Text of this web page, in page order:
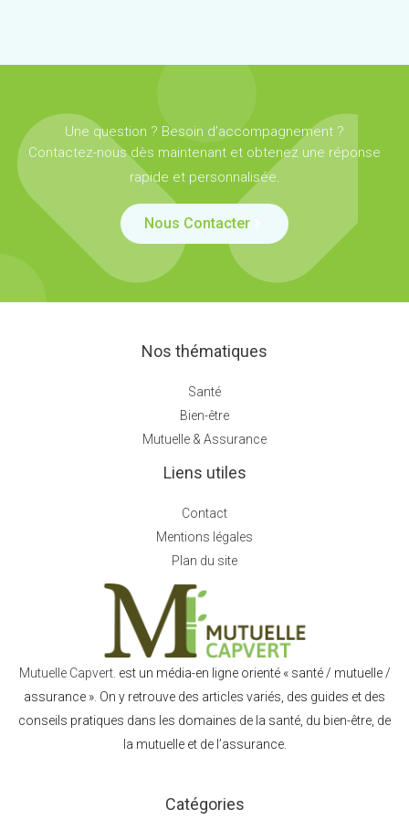
Une question ? Besoin d’accompagnement ?
Contactez-nous dès maintenant et obtenez une réponse
rapide et personnalisée.
Nous Contacter
Nos thématiques
Santé
Bien-être
Mutuelle & Assurance
Liens utiles
Contact
Mentions légales
Plan du site
Mutuelle Capvert. est un média-en ligne orienté « santé / mutuelle /
assurance ». On y retrouve des articles variés, des guides et des
conseils pratiques dans les domaines de la santé, du bien-être, de
la mutuelle et de l’assurance.
Catégories